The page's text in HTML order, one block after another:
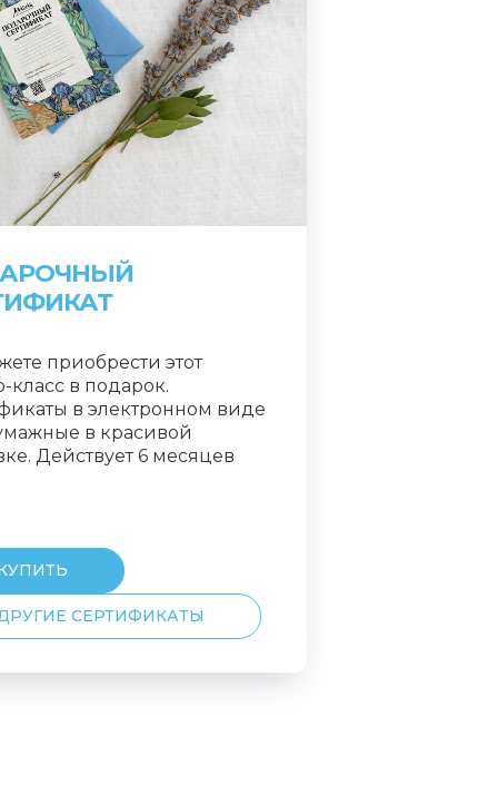
приобрести этот
класс в подарок.
в электронном виде
в красивой
Действует 6 месяцев
СЕРТИФИКАТЫ